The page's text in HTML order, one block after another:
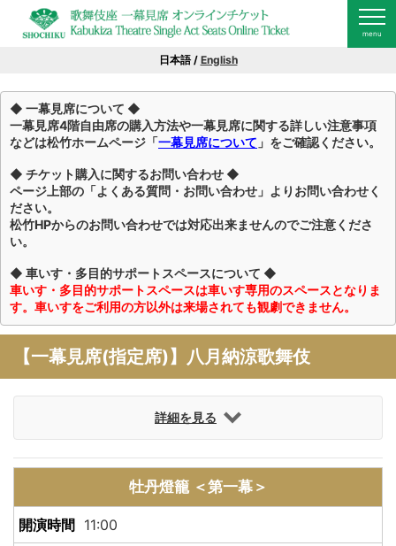
日本語 / English
◆ 一幕見席について ◆
一幕見席4階自由席の購入方法や一幕見席に関する詳しい注意事項
などは松竹ホームページ「一幕見席について 」をご確認ください。
◆ チケット購入に関するお問い合わせ ◆
ページ上部の「よくある質問・お問い合わせ」よりお問い合わせく
ださい。
松竹HPからのお問い合わせでは対応出来ませんのでご注意くださ
い。
◆ 車いす・多目的サポートスペースについて ◆
車いす・多目的サポートスペースは車いす専用のスペースとなりま
す。車いすをご利用の方以外は来場されても観劇できません。
【一幕見席(指定席)】八月納涼歌舞伎
詳細を見る
牡丹燈籠 ＜第一幕＞
11:00